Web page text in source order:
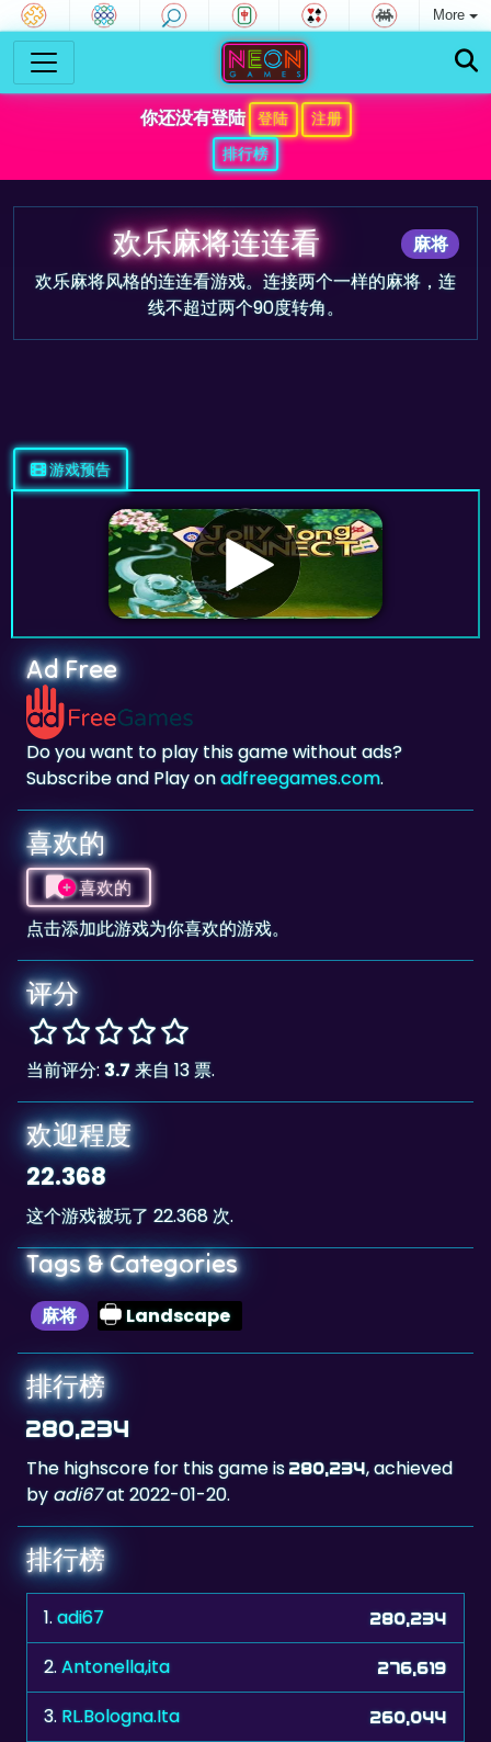
More
你还没有登陆 登陆
注册
排行榜
麻将
欢乐麻将连连看
欢乐麻将风格的连连看游戏。连接两个一样的麻将，连
线不超过两个90度转角。
游戏预告
Ad Free
Do you want to play this game without ads?
Subscribe and Play onadfreegames.com.
喜欢的
喜欢的
点击添加此游戏为你喜欢的游戏。
评分
当前评分: 3.7来自 13 票.
欢迎程度
22.368
这个游戏被玩了 22.368 次.
Tags & Categories
麻将 Landscape
排行榜
280,234
The highscore for this game is280,234, achieved
by adi67at 2022-01-20.
排行榜
1.adi67 280,234
2.Antonella,ita 276,619
3. RL.Bologna.Ita 260,044